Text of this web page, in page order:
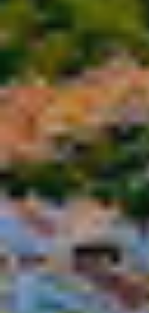
Modifier les
Technique et
Ce site Web utilise
informations afin
continuez à
L'utilisateur a la
pouvant, s'il le
disque dur, même
action peut
site.